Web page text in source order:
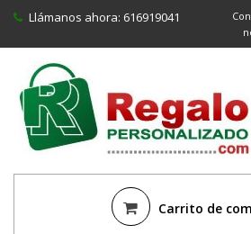
Llámanos ahora: 616919041
Carrito de